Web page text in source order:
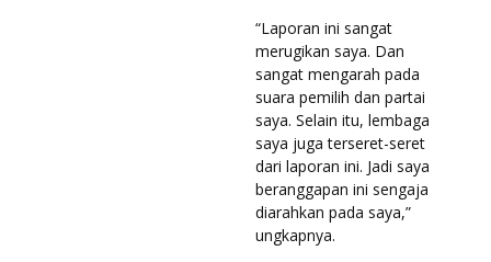
“Laporan ini sangat
merugikan saya. Dan
sangat mengarah pada
suara pemilih dan partai
saya. Selain itu, lembaga
saya juga terseret-seret
dari laporan ini. Jadi saya
beranggapan ini sengaja
diarahkan pada saya,”
ungkapnya.